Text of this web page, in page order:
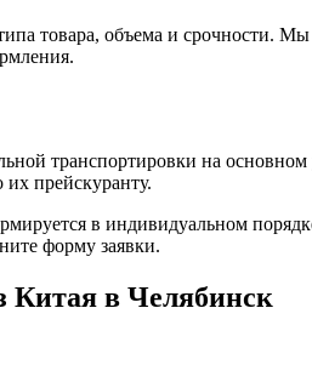
товара, объема и срочности.
транспортировки на
прейскуранту.
в индивидуальном
форму заявки.
Китая в Челябинск